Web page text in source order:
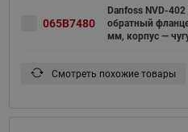
065B7480
Danfoss NVD-
обратный
мм, корпус —
Смотреть похожие товары